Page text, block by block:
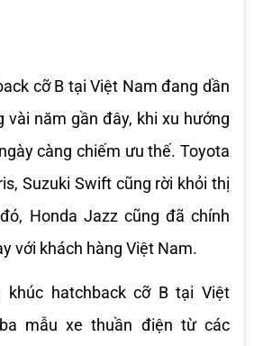
cỡ B tại Việt Nam đang dần
vài năm gần đây, khi xu hướng
càng chiếm ưu thế. Toyota
Suzuki Swift cũng rời khỏi thị
Honda Jazz cũng đã chính
với khách hàng Việt Nam.
khúc hatchback cỡ B tại Việt
mẫu xe thuần điện từ các